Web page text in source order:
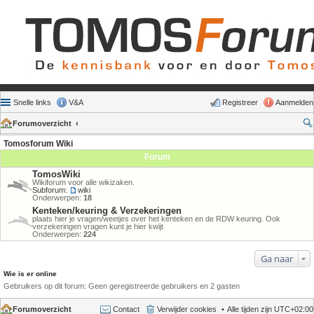
Snelle links V&A Aanmelden
Registreer
Forumoverzicht
Tomosforum Wiki
Forum
TomosWiki
Wikiforum voor alle wikizaken.
Subforum:
wiki
Onderwerpen: 18
Kenteken/keuring & Verzekeringen
plaats hier je vragen/weetjes over het kenteken en de RDW keuring. Ook
verzekeringen vragen kunt je hier kwijt
Onderwerpen: 224
Ga naar
Wie is er online
Gebruikers op dit forum: Geen geregistreerde gebruikers en 2 gasten
Forumoverzicht Alle tijden zijn UTC+02:00
Verwijder cookies
Contact